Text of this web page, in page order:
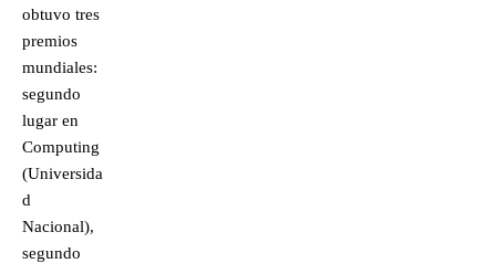
obtuvo tres
premios
mundiales:
segundo
lugar en
Computing
(Universida
d
Nacional),
segundo